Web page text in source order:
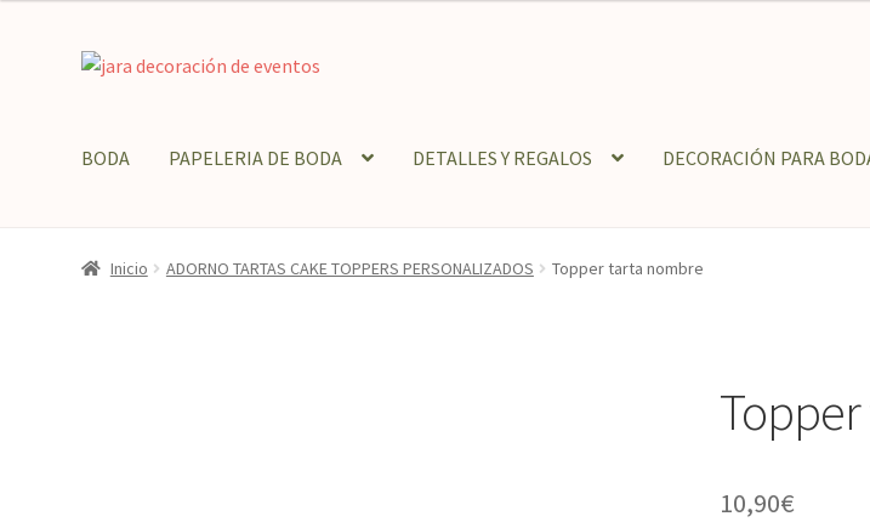
Ir
navegación
Ir
BODA PAPELERIA DE BODA DETALLES Y REGALOS DECORACIÓN PARA
Inicio ADORNO TARTAS CAKE TOPPERS PERSONALIZADOS Topper tarta nombre
10,90€